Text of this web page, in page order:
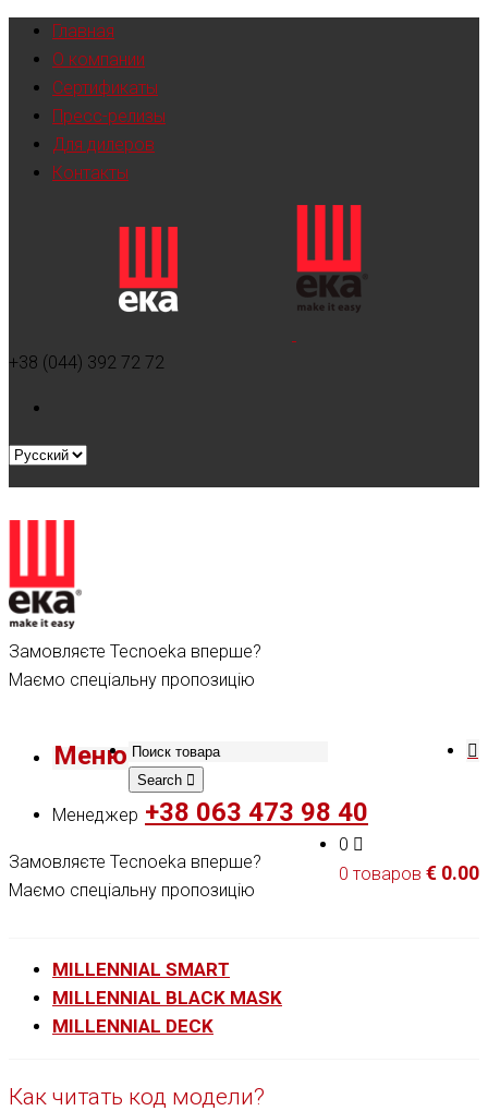
Главная
О компании
Сертификаты
Пресс-релизы
Для дилеров
Контакты
+38 (044) 392 72 72
Замовляєте Tecnoeka вперше?
Маємо спеціальну пропозицію
Меню
Search
Менеджер +38 063 473 98 40
0
0 товаров € 0.00
Замовляєте Tecnoeka вперше?
Маємо спеціальну пропозицію
MILLENNIAL SMART
MILLENNIAL BLACK MASK
MILLENNIAL DECK
Как читать код модели?